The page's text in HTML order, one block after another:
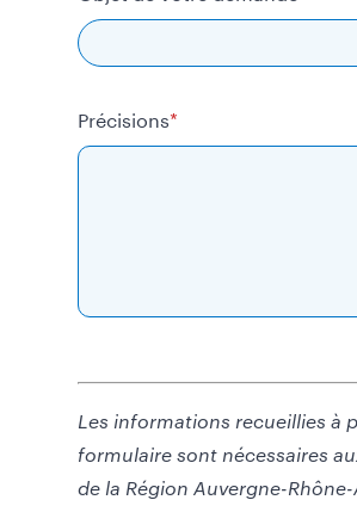
Précisions
Les informations recueillies à
formulaire sont nécessaires
de la Région Auvergne-